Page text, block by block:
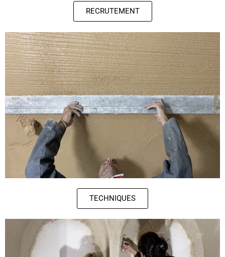
RECRUTEMENT
TECHNIQUES